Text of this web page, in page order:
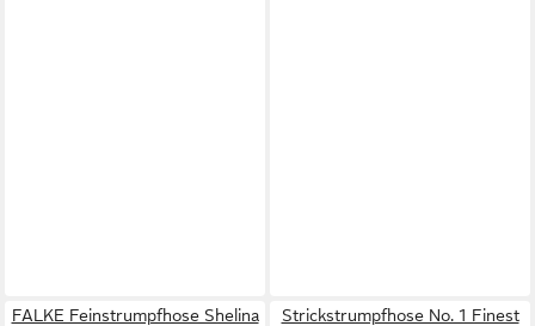
FALKE Feinstrumpfhose Shelina
Strickstrumpfhose No. 1 Finest